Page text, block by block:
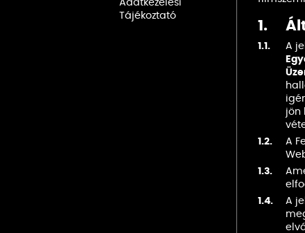
Adatkezelési
Tájékoztató
1.
1.1. A
jön
1.2.
A
1.3.
1.4.
A